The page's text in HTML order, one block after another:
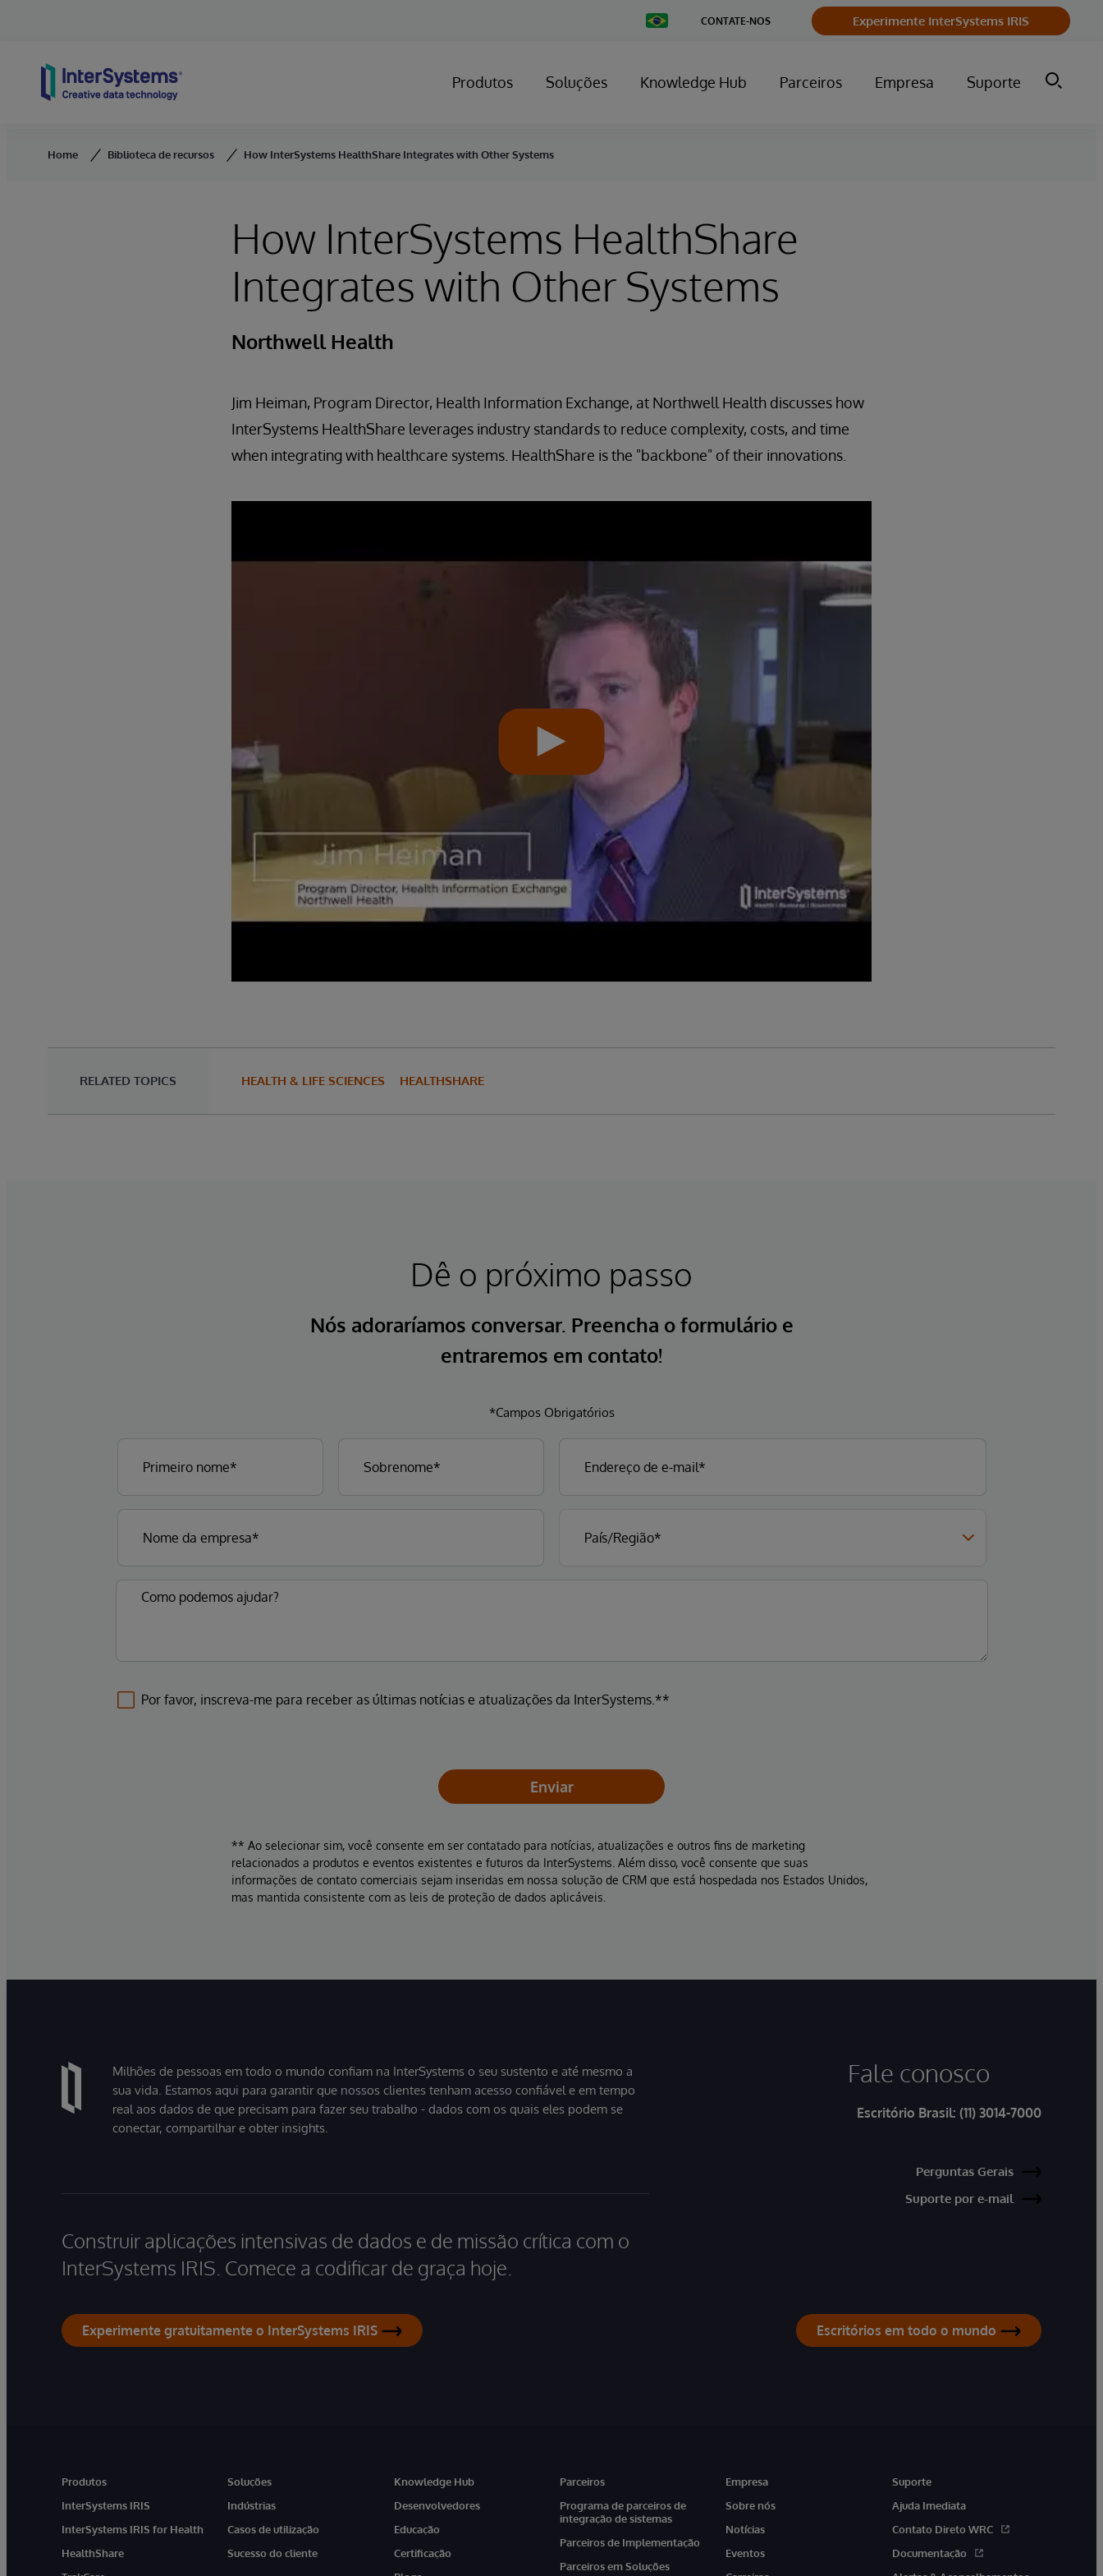
Change
Country
CONTATE-NOS Experimente InterSystems IRIS
Produtos Soluções Knowledge Hub Parceiros Empresa Suporte
Home Biblioteca de recursos How InterSystems HealthShare Integrates with Other Systems
How InterSystems HealthShare
Integrates with Other Systems
Northwell Health
Jim Heiman, Program Director, Health Information Exchange, at Northwell Health discusses how
InterSystems HealthShare leverages industry standards to reduce complexity, costs, and time
when integrating with healthcare systems. HealthShare is the "backbone" of their innovations.
RELATED TOPICS HEALTH & LIFE SCIENCES HEALTHSHARE
Dê o próximo passo
Nós adoraríamos conversar. Preencha o formulário e
entraremos em contato!
*Campos Obrigatórios
Por favor, inscreva-me para receber as últimas notícias e atualizações da InterSystems.**
Enviar
** Ao selecionar sim, você consente em ser contatado para notícias, atualizações e outros fins de marketing
relacionados a produtos e eventos existentes e futuros da InterSystems. Além disso, você consente que suas
informações de contato comerciais sejam inseridas em nossa solução de CRM que está hospedada nos Estados Unidos,
mas mantida consistente com as leis de proteção de dados aplicáveis.
Milhões de pessoas em todo o mundo confiam na InterSystems o seu sustento e até mesmo a
sua vida. Estamos aqui para garantir que nossos clientes tenham acesso confiável e em tempo
real aos dados de que precisam para fazer seu trabalho - dados com os quais eles podem se
conectar, compartilhar e obter insights.
Construir aplicações intensivas de dados e de missão crítica com o
InterSystems IRIS. Comece a codificar de graça hoje.
Experimente gratuitamente o InterSystems IRIS
Fale conosco
Escritório Brasil: (11) 3014-7000
Perguntas Gerais
Suporte por e-mail
Escritórios em todo o mundo
Produtos
InterSystems IRIS
InterSystems IRIS for Health
HealthShare
Soluções
Indústrias
Casos de utilização
Sucesso do cliente
Knowledge Hub
Desenvolvedores
Educação
Certificação
Parceiros
Programa de parceiros de
integração de sistemas
Parceiros de Implementação
Parceiros em Soluções
Empresa
Sobre nós
Notícias
Eventos
Suporte
Ajuda Imediata
Contato Direto WRC
Documentação